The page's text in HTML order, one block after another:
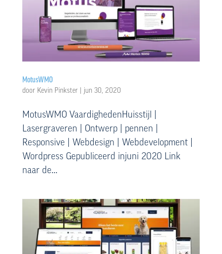
MotusWMO
door Kevin Pinkster| jun 30, 2020
MotusWMO VaardighedenHuisstijl |
Lasergraveren | Ontwerp | pennen |
Responsive | Webdesign | Webdevelopment |
Wordpress Gepubliceerd injuni 2020 Link
naar de...